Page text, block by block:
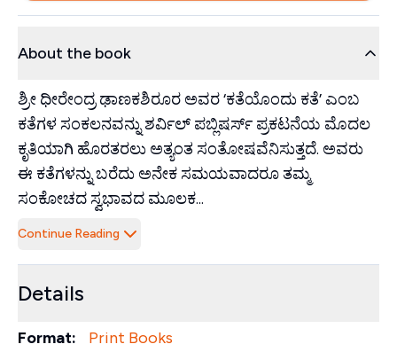
About the book
ಶ್ರೀ ಧೀರೇಂದ್ರ ಢಾಣಕಶಿರೂರ ಅವರ ‘ಕತೆಯೊಂದು ಕತೆ’ ಎಂಬ
ಕತೆಗಳ ಸಂಕಲನವನ್ನು ಶರ್ವಿಲ್ ಪಬ್ಲಿಷರ್ಸ್ ಪ್ರಕಟನೆಯ ಮೊದಲ
ಕೃತಿಯಾಗಿ ಹೊರತರಲು ಅತ್ಯಂತ ಸಂತೋಷವೆನಿಸುತ್ತದೆ. ಅವರು
ಈ ಕತೆಗಳನ್ನು ಬರೆದು ಅನೇಕ ಸಮಯವಾದರೂ ತಮ್ಮ
ಸಂಕೋಚದ ಸ್ವಭಾವದ ಮೂಲಕ...
Continue Reading
Details
Format:
Print Books